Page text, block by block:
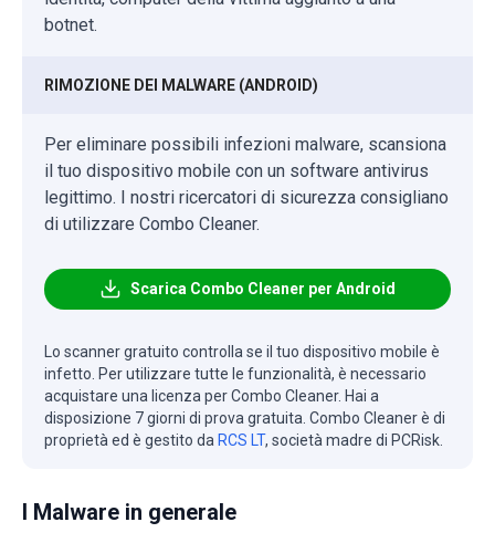
botnet.
RIMOZIONE DEI MALWARE (ANDROID)
Per eliminare possibili infezioni malware, scansiona
il tuo dispositivo mobile con un software antivirus
legittimo. I nostri ricercatori di sicurezza consigliano
di utilizzare Combo Cleaner.
Scarica Combo Cleaner per Android
Lo scanner gratuito controlla se il tuo dispositivo mobile è
infetto. Per utilizzare tutte le funzionalità, è necessario
acquistare una licenza per Combo Cleaner. Hai a
disposizione 7 giorni di prova gratuita. Combo Cleaner è di
proprietà ed è gestito da RCS LT, società madre di PCRisk.
I Malware in generale